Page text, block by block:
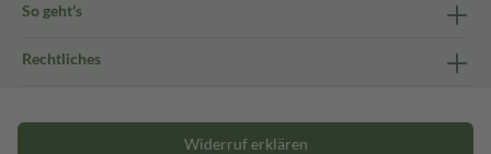
So geht's
Rechtliches
Widerruf erklären